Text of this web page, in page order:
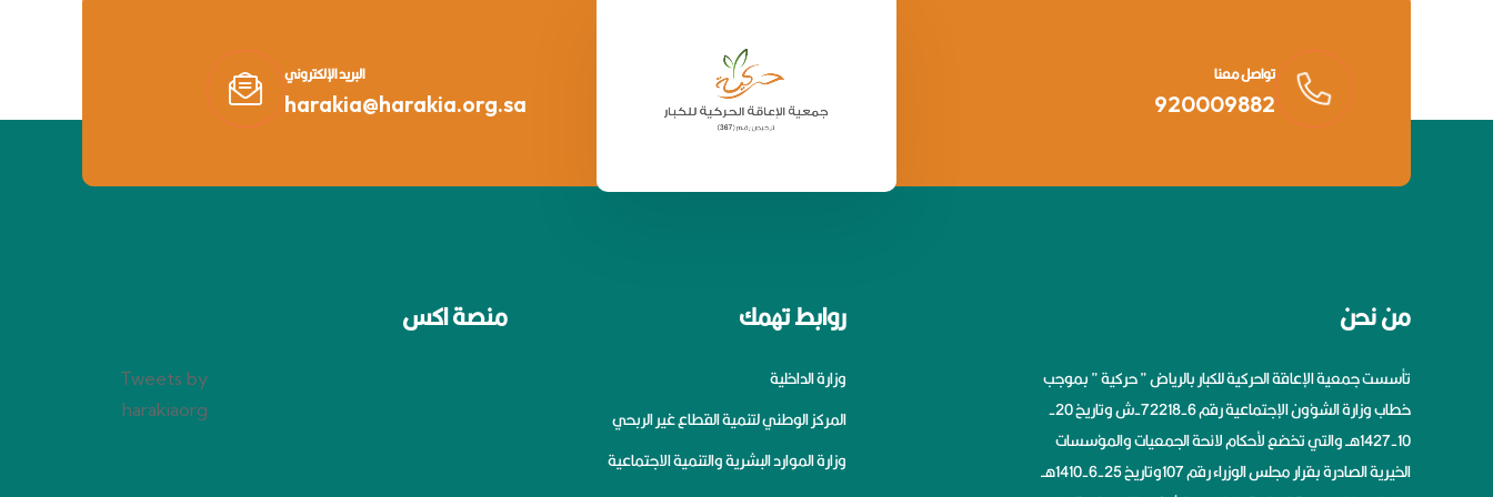
تواصل معنا
920009882
البريد الإلكتروني
harakia@harakia.org.sa
من نحن
تأسست جمعية الإعاقة الحركية للكبار بالرياض ” حركية ” بموجب
خطاب وزارة الشؤون الإجتماعية رقم 6-72218-ش وتاريخ 20-
10-1427هــ والتي تخضع لأحكام لائحة الجمعيات والمؤسسات
الخيرية الصادرة بقرار مجلس الوزراء رقم 107وتاريخ 25-6-1410هــ
روابط تهمك
وزارة الداخلية
المركز الوطني لتنمية القطاع غير الربحي
وزارة الموارد البشرية والتنمية الاجتماعية
منصة اكس
Tweets by
harakiaorg